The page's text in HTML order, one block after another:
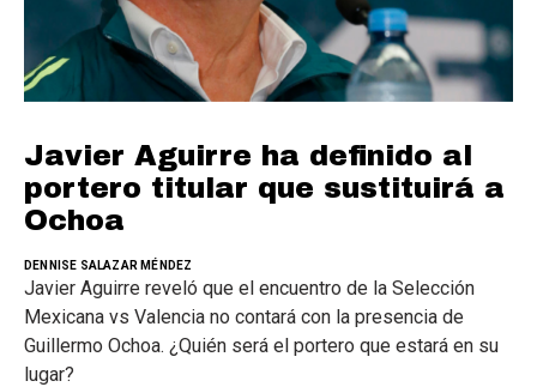
Javier Aguirre ha definido al
portero titular que sustituirá a
Ochoa
DENNISE SALAZAR MÉNDEZ
Javier Aguirre reveló que el encuentro de la Selección
Mexicana vs Valencia no contará con la presencia de
Guillermo Ochoa. ¿Quién será el portero que estará en su
lugar?